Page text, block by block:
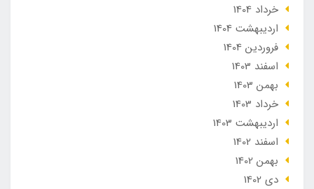
خرداد 1404
ارديبهشت 1404
فروردین 1404
اسفند 1403
بهمن 1403
خرداد 1403
ارديبهشت 1403
اسفند 1402
بهمن 1402
دی 1402